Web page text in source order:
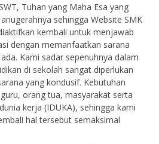
Tuhan yang Maha Esa yang
sehingga Website SMK
kembali untuk menjawab
dengan memanfaatkan sarana
Kami sadar sepenuhnya dalam
di sekolah sangat diperlukan
yang kondusif. Kebutuhan
orang tua, masyarakat serta
kerja (IDUKA), sehingga kami
hal tersebut semaksimal